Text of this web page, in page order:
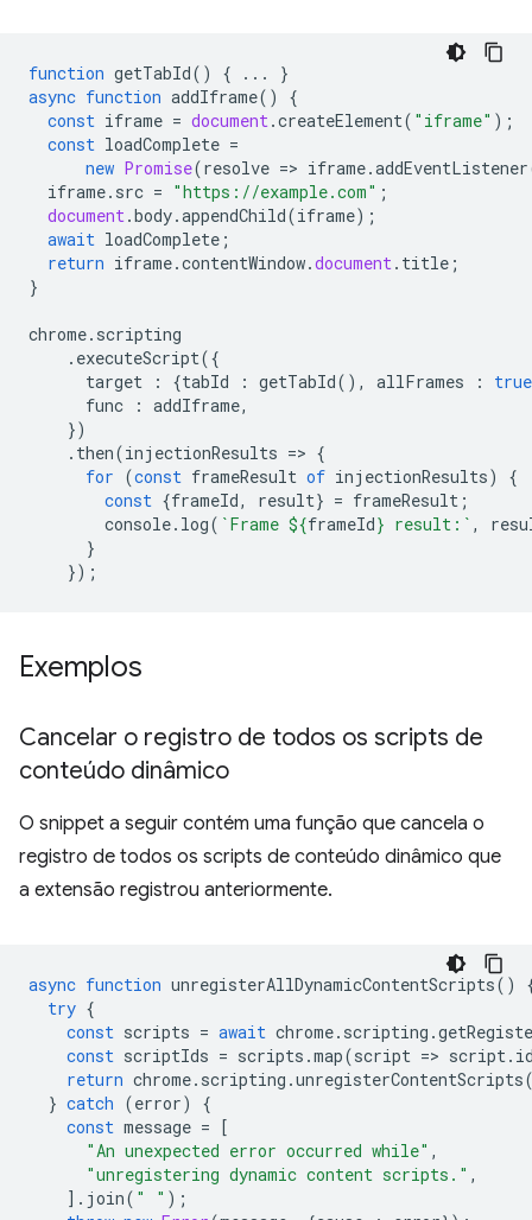
function getTabId() { ...
}
async function addIframe()
{
const iframe = document.createElement( "iframe" );
const loadComplete =
new Promise(resolve => iframe.addEventListener
iframe. src = "https://example.com" ;
document.body.appendChild(iframe);
await loadComplete ;
return iframe.contentWindow.document. title ;
}
chrome. scripting
. executeScript({
target
: {tabId : getTabId(), allFrames :
true
func
: addIframe,
})
. then(injectionResults => {
for (const frameResult of injectionResults)
{
const {frameId, result} = frameResult ;
console. log( `Frame ${frameId} result:` ,
}
});
Exemplos
Cancelar o registro de todos os scripts de
conteúdo dinâmico
O snippet a seguir contém uma função que cancela o
registro de todos os scripts de conteúdo dinâmico que
a extensão registrou anteriormente.
async function unregisterAllDynamicContentScripts()
try {
const scripts = await chrome. scripting .
const scriptIds = scripts .map(script => script.
return chrome. scripting .unregisterContentScripts
} catch (error)
{
const message = [
"An unexpected error occurred while" ,
"unregistering dynamic content scripts." ,
]. join( " " );